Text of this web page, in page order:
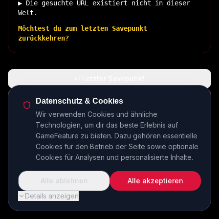
▶ Die gesuchte URL existiert nicht in dieser
Welt.
Möchtest du zum letzten Savepunkt
zurückkehren?
🏠 Zurück zur Basis
INSERT COIN TO CONTINUE...
Datenschutz & Cookies
Wir verwenden Cookies und ähnliche
Technologien, um dir das beste Erlebnis auf
GameFeature zu bieten. Dazu gehören essentielle
Cookies für den Betrieb der Seite sowie optionale
Cookies für Analysen und personalisierte Inhalte.
Details anzeigen
Alle ablehnen Alle akzeptieren